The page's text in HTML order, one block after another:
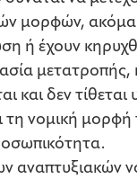
μορφών, ακόμα
ή έχουν
και δεν
νομική μορφή
αναπτυξιακών